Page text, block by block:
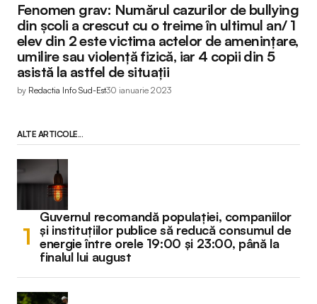
Fenomen grav: Numărul cazurilor de bullying
din școli a crescut cu o treime în ultimul an/ 1
elev din 2 este victima actelor de amenințare,
umilire sau violență fizică, iar 4 copii din 5
asistă la astfel de situații
by Redactia Info Sud-Est30 ianuarie 2023
ALTE ARTICOLE...
Guvernul recomandă populației, companiilor
și instituțiilor publice să reducă consumul de
energie între orele 19:00 și 23:00, până la
finalul lui august